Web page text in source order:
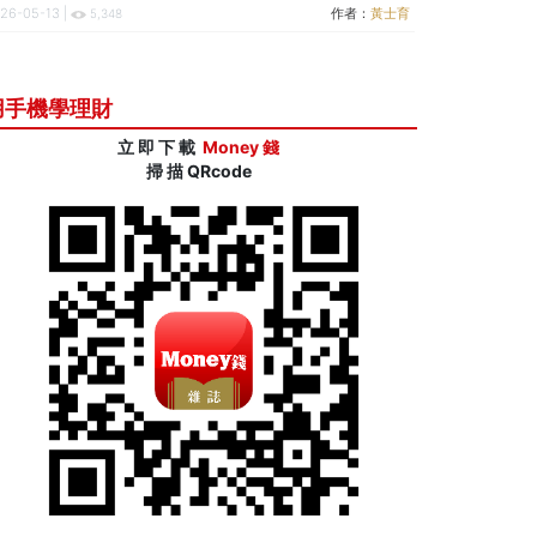
05-13 | 5,348 作者：黃士育
手機學理財
立 即 下 載 Money 錢
掃 描 QRcode